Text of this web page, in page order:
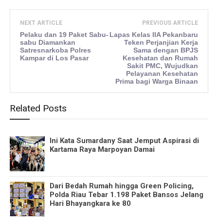
NEXT ARTICLE
Pelaku dan 19 Paket Sabu-
sabu Diamankan
Satresnarkoba Polres
Kampar di Los Pasar
PREVIOUS ARTICLE
Lapas Kelas IIA Pekanbaru
Teken Perjanjian Kerja
Sama dengan BPJS
Kesehatan dan Rumah
Sakit PMC, Wujudkan
Pelayanan Kesehatan
Prima bagi Warga Binaan
Related Posts
Ini Kata Sumardany Saat Jemput Aspirasi di
Kartama Raya Marpoyan Damai
Dari Bedah Rumah hingga Green Policing,
Polda Riau Tebar 1.198 Paket Bansos Jelang
Hari Bhayangkara ke 80